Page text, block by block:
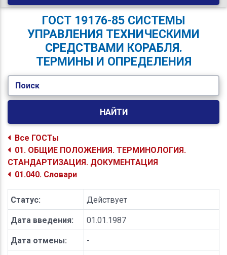
ГОСТ 19176-85 СИСТЕМЫ
УПРАВЛЕНИЯ ТЕХНИЧЕСКИМИ
СРЕДСТВАМИ КОРАБЛЯ.
ТЕРМИНЫ И ОПРЕДЕЛЕНИЯ
Поиск
НАЙТИ
Все ГОСТы
01. ОБЩИЕ ПОЛОЖЕНИЯ. ТЕРМИНОЛОГИЯ.
СТАНДАРТИЗАЦИЯ. ДОКУМЕНТАЦИЯ
01.040. Словари
Статус: Действует
Дата введения: 01.01.1987
Дата отмены: -